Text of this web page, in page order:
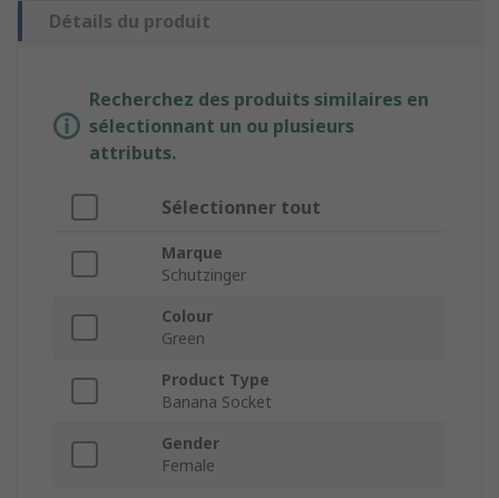
Détails du produit
Recherchez des produits similaires en
sélectionnant un ou plusieurs
attributs.
Sélectionner tout
Marque
Schutzinger
Colour
Green
Product Type
Banana Socket
Gender
Female